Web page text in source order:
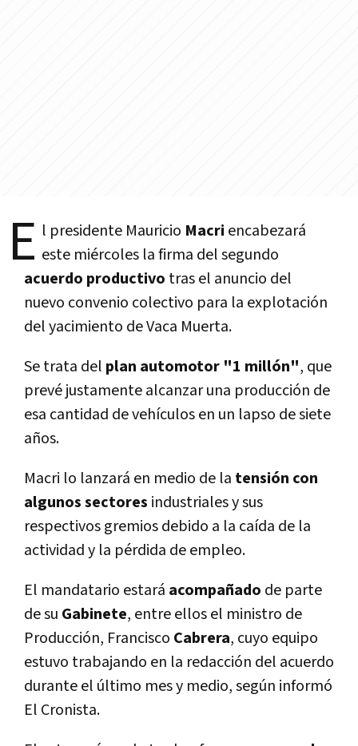
E l presidente Mauricio Macri encabezará
este miércoles la firma del segundo
acuerdo productivo tras el anuncio del
nuevo convenio colectivo para la explotación
del yacimiento de Vaca Muerta.
Se trata del plan automotor "1 millón", que
prevé justamente alcanzar una producción de
esa cantidad de vehículos en un lapso de siete
años.
Macri lo lanzará en medio de la tensión con
algunos sectores industriales y sus
respectivos gremios debido a la caída de la
actividad y la pérdida de empleo.
El mandatario estará acompañado de parte
de su Gabinete, entre ellos el ministro de
Producción, Francisco Cabrera, cuyo equipo
estuvo trabajando en la redacción del acuerdo
durante el último mes y medio, según informó
El Cronista.